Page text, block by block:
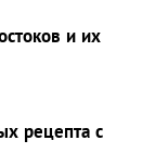
и их
рецепта с